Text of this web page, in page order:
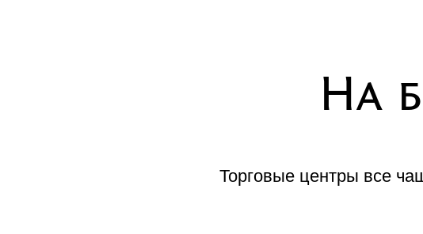
На
Торговые центры все